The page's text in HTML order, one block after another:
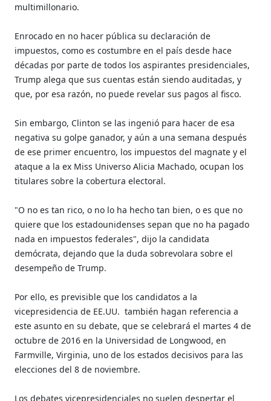
multimillonario.
Enrocado en no hacer pública su declaración de
impuestos, como es costumbre en el país desde hace
décadas por parte de todos los aspirantes presidenciales,
Trump alega que sus cuentas están siendo auditadas, y
que, por esa razón, no puede revelar sus pagos al fisco.
Sin embargo, Clinton se las ingenió para hacer de esa
negativa su golpe ganador, y aún a una semana después
de ese primer encuentro, los impuestos del magnate y el
ataque a la ex Miss Universo Alicia Machado, ocupan los
titulares sobre la cobertura electoral.
"O no es tan rico, o no lo ha hecho tan bien, o es que no
quiere que los estadounidenses sepan que no ha pagado
nada en impuestos federales", dijo la candidata
demócrata, dejando que la duda sobrevolara sobre el
desempeño de Trump.
Por ello, es previsible que los candidatos a la
vicepresidencia de EE.UU. también hagan referencia a
este asunto en su debate, que se celebrará el martes 4 de
octubre de 2016 en la Universidad de Longwood, en
Farmville, Virginia, uno de los estados decisivos para las
elecciones del 8 de noviembre.
Los debates vicepresidenciales no suelen despertar el